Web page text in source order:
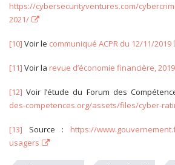
https://cybersecurityventures.com/
2021/
[10] Voir le communiqué ACPR du 12/11/2019
[11] Voir la revue d’économie financière,
[12] Voir l’étude du Forum des
des-competences.org/assets/files/cyber-
[13] Source : https://
usagers